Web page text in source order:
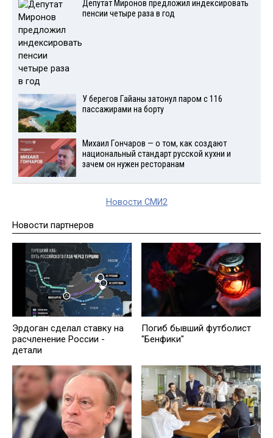
Депутат Миронов предложил индексировать
пенсии четыре раза в год
У берегов Гайаны затонул паром с 116
пассажирами на борту
Михаил Гончаров — о том, как создают
национальный стандарт русской кухни и
зачем он нужен ресторанам
Новости СМИ2
Новости партнеров
Эрдоган сделал ставку на
расчленение России -
детали
Погиб бывший футболист
"Бенфики"